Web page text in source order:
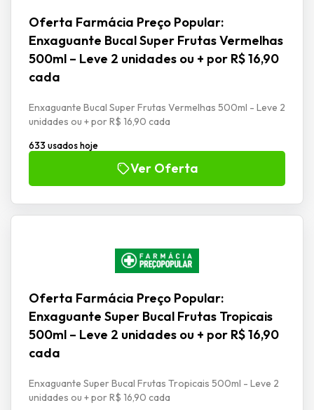
Oferta Farmácia Preço Popular:
Enxaguante Bucal Super Frutas Vermelhas
500ml – Leve 2 unidades ou + por R$ 16,90
cada
Enxaguante Bucal Super Frutas Vermelhas 500ml - Leve 2
unidades ou + por R$ 16,90 cada
633 usados hoje
Ver Oferta
Oferta Farmácia Preço Popular:
Enxaguante Super Bucal Frutas Tropicais
500ml – Leve 2 unidades ou + por R$ 16,90
cada
Enxaguante Super Bucal Frutas Tropicais 500ml - Leve 2
unidades ou + por R$ 16,90 cada